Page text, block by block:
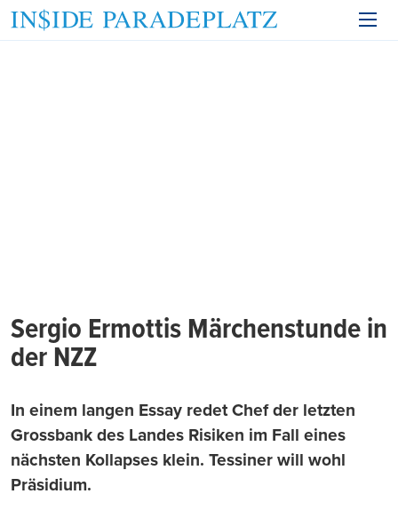
Sergio Ermottis Märchenstunde in
der NZZ
In einem langen Essay redet Chef der letzten
Grossbank des Landes Risiken im Fall eines
nächsten Kollapses klein. Tessiner will wohl
Präsidium.